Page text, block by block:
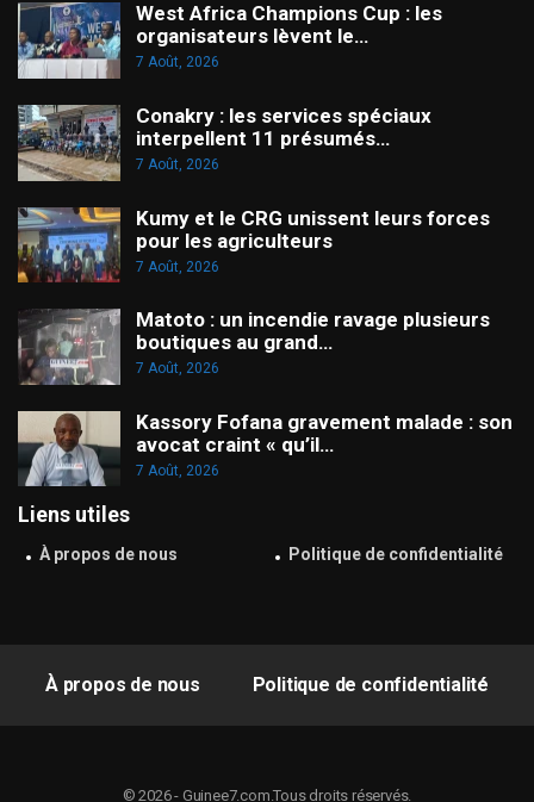
West Africa Champions Cup : les
organisateurs lèvent le…
7 Août, 2026
Conakry : les services spéciaux
interpellent 11 présumés…
7 Août, 2026
Kumy et le CRG unissent leurs forces
pour les agriculteurs
7 Août, 2026
Matoto : un incendie ravage plusieurs
boutiques au grand…
7 Août, 2026
Kassory Fofana gravement malade : son
avocat craint « qu’il…
7 Août, 2026
Liens utiles
À propos de nous Politique de confidentialité
À propos de nous Politique de confidentialité
© 2026 - Guinee7.com.Tous droits réservés.